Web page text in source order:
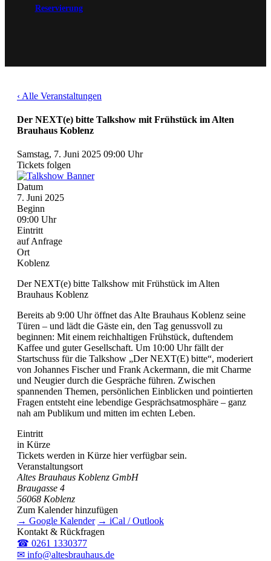
Reservierung
‹ Alle Veranstaltungen
Der NEXT(e) bitte Talkshow mit Frühstück im Alten
Brauhaus Koblenz
Samstag, 7. Juni 2025 09:00 Uhr
Tickets folgen
Datum
7. Juni 2025
Beginn
09:00 Uhr
Eintritt
auf Anfrage
Ort
Koblenz
Der NEXT(e) bitte Talkshow mit Frühstück im Alten
Brauhaus Koblenz
Bereits ab 9:00 Uhr öffnet das Alte Brauhaus Koblenz seine
Türen – und lädt die Gäste ein, den Tag genussvoll zu
beginnen: Mit einem reichhaltigen Frühstück, duftendem
Kaffee und guter Gesellschaft. Um 10:00 Uhr fällt der
Startschuss für die Talkshow „Der NEXT(E) bitte“, moderiert
von Johannes Fischer und Frank Ackermann, die mit Charme
und Neugier durch die Gespräche führen. Zwischen
spannenden Themen, persönlichen Einblicken und pointierten
Fragen entsteht eine lebendige Gesprächsatmosphäre – ganz
nah am Publikum und mitten im echten Leben.
Eintritt
in Kürze
Tickets werden in Kürze hier verfügbar sein.
Veranstaltungsort
Altes Brauhaus Koblenz GmbH
Braugasse 4
56068 Koblenz
Zum Kalender hinzufügen
→ Google Kalender → iCal / Outlook
Kontakt & Rückfragen
☎ 0261 1330377
✉ info@altesbrauhaus.de